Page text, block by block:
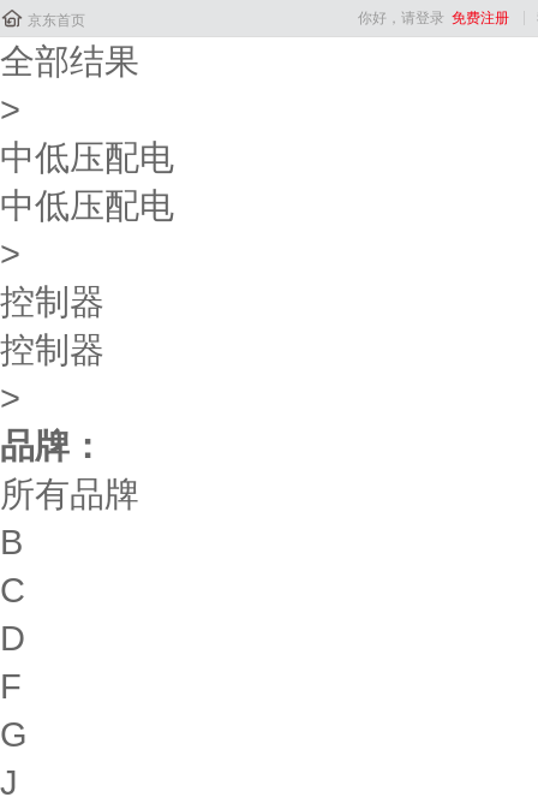
 京东首页 你好，请登录 免费注册
全部结果
>
中低压配电
中低压配电
>
控制器
控制器
>
品牌：
所有品牌
B
C
D
F
G
J